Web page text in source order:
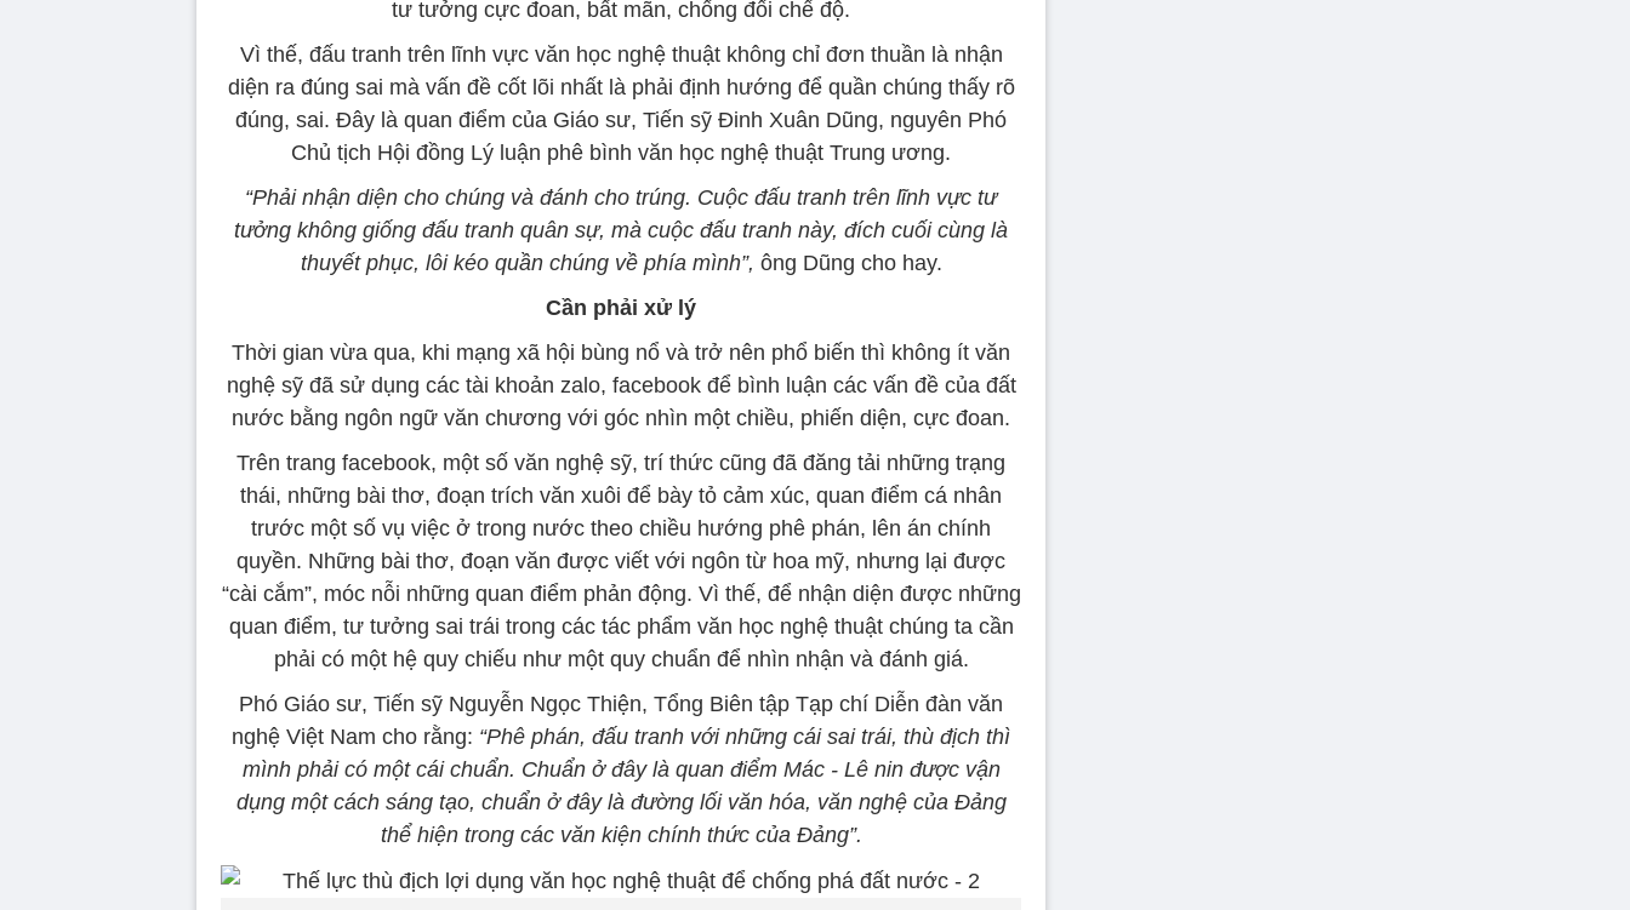
tư tưởng cực đoan, bất mãn, chống đối chế độ.
Vì thế, đấu tranh trên lĩnh vực văn học nghệ thuật không chỉ đơn thuần là nhận
diện ra đúng sai mà vấn đề cốt lõi nhất là phải định hướng để quần chúng thấy rõ
đúng, sai. Đây là quan điểm của Giáo sư, Tiến sỹ Đinh Xuân Dũng, nguyên Phó
Chủ tịch Hội đồng Lý luận phê bình văn học nghệ thuật Trung ương.
“Phải nhận diện cho chúng và đánh cho trúng. Cuộc đấu tranh trên lĩnh vực tư
tưởng không giống đấu tranh quân sự, mà cuộc đấu tranh này, đích cuối cùng là
thuyết phục, lôi kéo quần chúng về phía mình”, ông Dũng cho hay.
Cần phải xử lý
Thời gian vừa qua, khi mạng xã hội bùng nổ và trở nên phổ biến thì không ít văn
nghệ sỹ đã sử dụng các tài khoản zalo, facebook để bình luận các vấn đề của đất
nước bằng ngôn ngữ văn chương với góc nhìn một chiều, phiến diện, cực đoan.
Trên trang facebook, một số văn nghệ sỹ, trí thức cũng đã đăng tải những trạng
thái, những bài thơ, đoạn trích văn xuôi để bày tỏ cảm xúc, quan điểm cá nhân
trước một số vụ việc ở trong nước theo chiều hướng phê phán, lên án chính
quyền. Những bài thơ, đoạn văn được viết với ngôn từ hoa mỹ, nhưng lại được
“cài cắm”, móc nỗi những quan điểm phản động. Vì thế, để nhận diện được những
quan điểm, tư tưởng sai trái trong các tác phẩm văn học nghệ thuật chúng ta cần
phải có một hệ quy chiếu như một quy chuẩn để nhìn nhận và đánh giá.
Phó Giáo sư, Tiến sỹ Nguyễn Ngọc Thiện, Tổng Biên tập Tạp chí Diễn đàn văn
nghệ Việt Nam cho rằng: “Phê phán, đấu tranh với những cái sai trái, thù địch thì
mình phải có một cái chuẩn. Chuẩn ở đây là quan điểm Mác - Lê nin được vận
dụng một cách sáng tạo, chuẩn ở đây là đường lối văn hóa, văn nghệ của Đảng
thể hiện trong các văn kiện chính thức của Đảng”.